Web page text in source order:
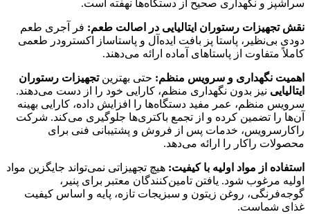
سرآشپز و نگهداری صحیح از دستگاه‌ها نهفته است.
نقش تجهیزات رستوران ایتالیایی در اصالت طعم: فر آجری طعم
دودی بی‌نظیر، پاستا پز بافت ایده‌آل و پاستاساز اکسترودر طعمی
کاملاً متفاوت از پاستاهای آماده ارائه می‌دهند.
اهمیت نگهداری و سرویس منظم: حتی بهترینتجهیزات رستوران
ایتالیایی نیز بدون نگهداری منظم، کارایی خود را از دست می‌دهند.
سرویس منظم، عمر مفید دستگاه‌ها را افزایش داده، کارایی بهینه
آن‌ها را تضمین کرده و از تجمع باکتری‌ها جلوگیری می‌کند. شرکت
راکارسرویس، خدمات پس از فروش و پشتیبانی فنی برای
محصولات راکار را ارائه می‌دهد.
استفاده از مواد اولیه با کیفیت: هیچ تجهیزاتی نمی‌تواند جایگزین مواد
اولیه مرغوب شود. یافتن تامین‌کنندگان معتبر برای پنیر،
گوجه‌فرنگی، روغن زیتون و سبزیجات تازه، پایه و اساس کیفیت
غذای شماست.